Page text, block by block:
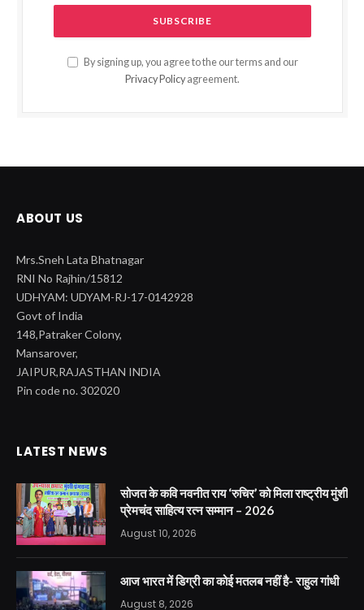
By signing up, you agree to the our terms and our
Privacy Policy agreement.
ABOUT US
Mrs.Sneh Lata Bhatnagar
RNI No Rajhin/15812
UDHYAM: UDYAM-RJ-17-0142928
Govt of India
148,Patraker Colony,
Mansarover,
JAIPUR,RAJASTHAN INDIA
Pin code no. 302020
LATEST NEWS
सोजत के कवि नवनीत राय ‘रुचिर’ को मिला राष्ट्रीय मुंशी
प्रेमचंद साहित्य रत्न सम्मान – 2026
August 10, 2026
आज भारत में डिग्री का कोई मतलब नहीं है- राहुल गांधी
August 8, 2026